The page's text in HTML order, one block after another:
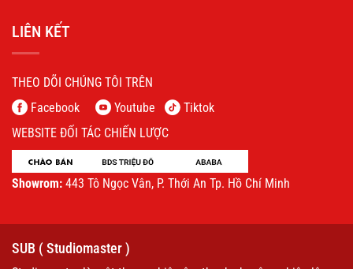
SUB ( Studiomaster )
LIÊN KẾT
THEO DÕI CHÚNG TÔI TRÊN
Facebook
Youtube
Tiktok
WEBSITE ĐỐI TÁC CHIẾN LƯỢC
Showrom: 443 Tô Ngọc Vân, P. Thới An Tp. Hồ Chí Minh